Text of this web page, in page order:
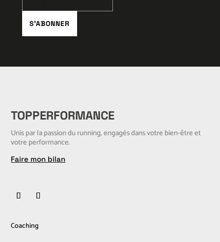
S'ABONNER
TOPPERFORMANCE
Unis par la passion du running, engagés dans votre bien-être et
votre performance.
Faire mon bilan
Coaching